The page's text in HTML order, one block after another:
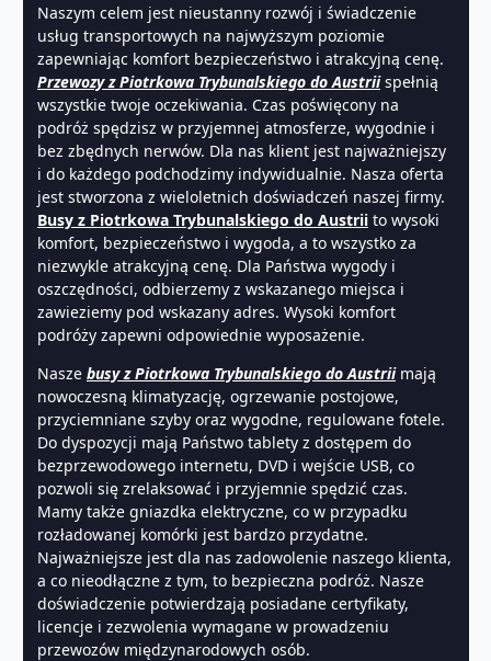
Naszym celem jest nieustanny rozwój i świadczenie
usług transportowych na najwyższym poziomie
zapewniając komfort bezpieczeństwo i atrakcyjną cenę.
Przewozy z Piotrkowa Trybunalskiego do Austriispełnią
wszystkie twoje oczekiwania. Czas poświęcony na
podróż spędzisz w przyjemnej atmosferze, wygodnie i
bez zbędnych nerwów. Dla nas klient jest najważniejszy
i do każdego podchodzimy indywidualnie. Nasza oferta
jest stworzona z wieloletnich doświadczeń naszej firmy.
Busy z Piotrkowa Trybunalskiego do Austrii to wysoki
komfort, bezpieczeństwo i wygoda, a to wszystko za
niezwykle atrakcyjną cenę. Dla Państwa wygody i
oszczędności, odbierzemy z wskazanego miejsca i
zawieziemy pod wskazany adres. Wysoki komfort
podróży zapewni odpowiednie wyposażenie.
Nasze busy z Piotrkowa Trybunalskiego do Austriimają
nowoczesną klimatyzację, ogrzewanie postojowe,
przyciemniane szyby oraz wygodne, regulowane fotele.
Do dyspozycji mają Państwo tablety z dostępem do
bezprzewodowego internetu, DVD i wejście USB, co
pozwoli się zrelaksować i przyjemnie spędzić czas.
Mamy także gniazdka elektryczne, co w przypadku
rozładowanej komórki jest bardzo przydatne.
Najważniejsze jest dla nas zadowolenie naszego klienta,
a co nieodłączne z tym, to bezpieczna podróż. Nasze
doświadczenie potwierdzają posiadane certyfikaty,
licencje i zezwolenia wymagane w prowadzeniu
przewozów międzynarodowych osób.